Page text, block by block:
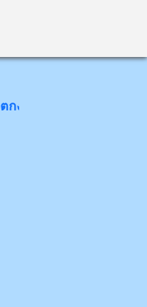
งข่ามขลัง วังหินอ่อน" ด้